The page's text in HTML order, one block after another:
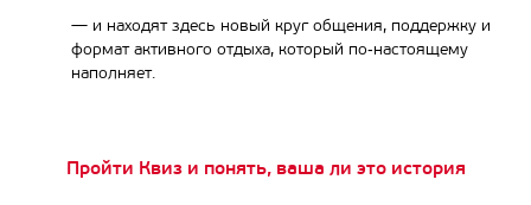
— и находят здесь новый круг общения, поддержку и
формат активного отдыха, который по‑настоящему
наполняет.
Пройти Квиз и понять, ваша ли это история